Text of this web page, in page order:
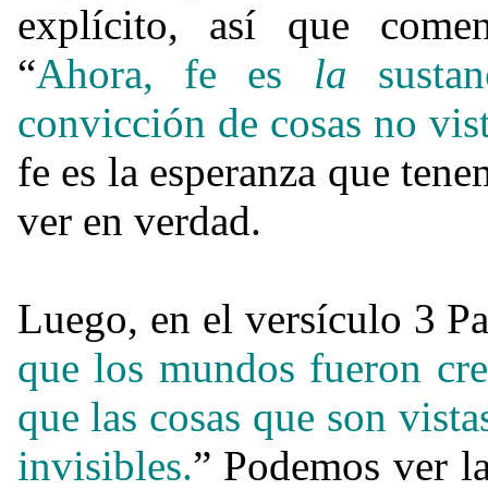
explícito, así que
“Ahora, fe es la
convicción de cosas no
fe es la esperanza que
ver en verdad.
Luego, en el versículo 3
que los mundos fueron
que las cosas que son
invisibles.” Podemos ver